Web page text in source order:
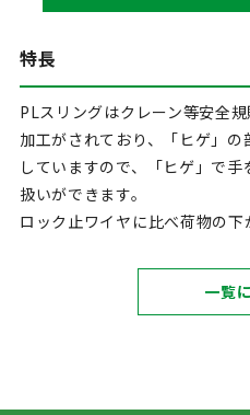
特長
PLスリングはクレーン等安全
加工がされており、「ヒゲ」
していますので、「ヒゲ」で
扱いができます。
ロック止ワイヤに比べ荷物の下
一覧